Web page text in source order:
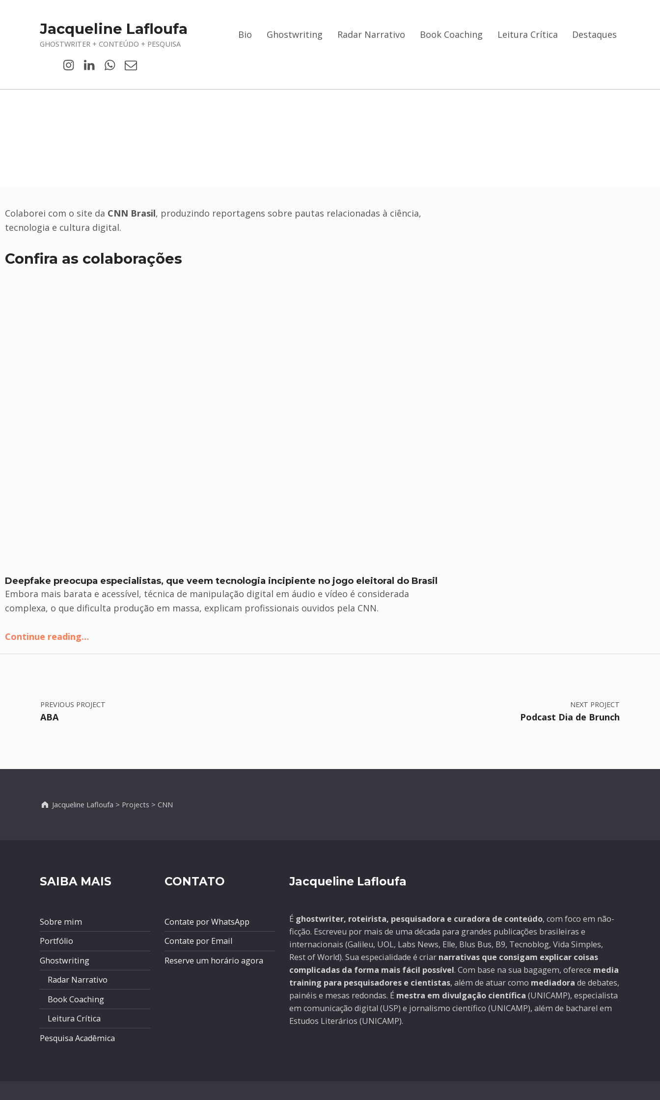
Jacqueline Lafloufa
GHOSTWRITER + CONTEÚDO + PESQUISA
Bio Ghostwriting Radar Narrativo Book Coaching Leitura Crítica Destaques
Colaborei com o site da CNN Brasil, produzindo reportagens sobre pautas relacionadas à ciência,
tecnologia e cultura digital.
Confira as colaborações
Deepfake preocupa especialistas, que veem tecnologia incipiente no jogo eleitoral do Brasil
Embora mais barata e acessível, técnica de manipulação digital em áudio e vídeo é considerada
complexa, o que dificulta produção em massa, explicam profissionais ouvidos pela CNN.
Continue reading…
PREVIOUS PROJECT
ABA
NEXT PROJECT
Podcast Dia de Brunch
Jacqueline Lafloufa > Projects > CNN
SAIBA MAIS
Sobre mim
Portfólio
Ghostwriting
Radar Narrativo
Book Coaching
Leitura Crítica
Pesquisa Acadêmica
CONTATO
Contate por WhatsApp
Contate por Email
Reserve um horário agora
Jacqueline Lafloufa
É ghostwriter, roteirista, pesquisadora e curadora de conteúdo, com foco em não-
ficção. Escreveu por mais de uma década para grandes publicações brasileiras e
internacionais (Galileu, UOL, Labs News, Elle, Blus Bus, B9, Tecnoblog, Vida Simples,
Rest of World). Sua especialidade é criar narrativas que consigam explicar coisas
complicadas da forma mais fácil possível. Com base na sua bagagem, oferece media
training para pesquisadores e cientistas, além de atuar como mediadora de debates,
painéis e mesas redondas. É mestra em divulgação científica (UNICAMP), especialista
em comunicação digital (USP) e jornalismo científico (UNICAMP), além de bacharel em
Estudos Literários (UNICAMP).